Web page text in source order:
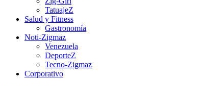
TatuajeZ
Salud y Fitness
Gastronomía
Noti-Zigmaz
Venezuela
DeporteZ
Tecno-Zigmaz
Corporativo